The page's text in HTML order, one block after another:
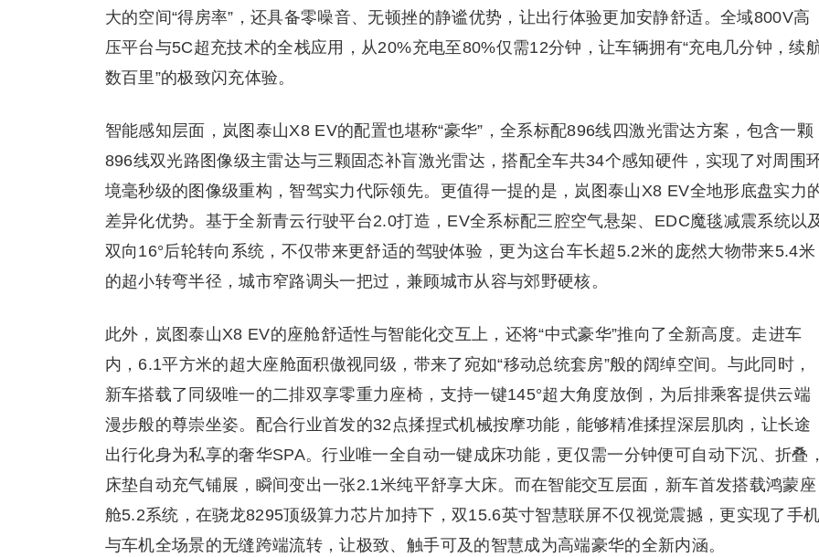
大的空间“得房率”，还具备零噪音、无顿挫的静谧优势，让出行体验更加安静舒适。全域800V高
压平台与5C超充技术的全栈应用，从20%充电至80%仅需12分钟，让车辆拥有“充电几分钟，续
数百里”的极致闪充体验。
智能感知层面，岚图泰山X8 EV的配置也堪称“豪华”，全系标配896线四激光雷达方案，包含一颗
896线双光路图像级主雷达与三颗固态补盲激光雷达，搭配全车共34个感知硬件，实现了对周围
境毫秒级的图像级重构，智驾实力代际领先。更值得一提的是，岚图泰山X8 EV全地形底盘实力
差异化优势。基于全新青云行驶平台2.0打造，EV全系标配三腔空气悬架、EDC魔毯减震系统以
双向16°后轮转向系统，不仅带来更舒适的驾驶体验，更为这台车长超5.2米的庞然大物带来5.4米
的超小转弯半径，城市窄路调头一把过，兼顾城市从容与郊野硬核。
此外，岚图泰山X8 EV的座舱舒适性与智能化交互上，还将“中式豪华”推向了全新高度。走进车
内，6.1平方米的超大座舱面积傲视同级，带来了宛如“移动总统套房”般的阔绰空间。与此同时，
新车搭载了同级唯一的二排双享零重力座椅，支持一键145°超大角度放倒，为后排乘客提供云端
漫步般的尊崇坐姿。配合行业首发的32点揉捏式机械按摩功能，能够精准揉捏深层肌肉，让长途
出行化身为私享的奢华SPA。行业唯一全自动一键成床功能，更仅需一分钟便可自动下沉、折叠
床垫自动充气铺展，瞬间变出一张2.1米纯平舒享大床。而在智能交互层面，新车首发搭载鸿蒙座
舱5.2系统，在骁龙8295顶级算力芯片加持下，双15.6英寸智慧联屏不仅视觉震撼，更实现了手
与车机全场景的无缝跨端流转，让极致、触手可及的智慧成为高端豪华的全新内涵。